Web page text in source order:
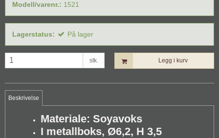
Modell/varenr.: 1521
Lagerstatus: På lager
stk. Legg i kurv
Beskrivelse
Materiale: Soyavoks
I metallboks, Ø6,2, H 3,5